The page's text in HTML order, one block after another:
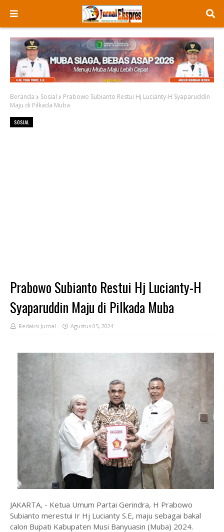
Beranda Sosial
Prabowo Subianto Restui Hj Lucianty-H Syaparuddin
Maju di Pilkada Muba
SOSIAL
Prabowo Subianto Restui Hj Lucianty-H
Syaparuddin Maju di Pilkada Muba
Redaksi Jurnal Agustus 05, 2024
JAKARTA, - Ketua Umum Partai Gerindra, H Prabowo
Subianto merestui Ir Hj Lucianty S.E, maju sebagai bakal
calon Bupati Kabupaten Musi Banyuasin (Muba) 2024.